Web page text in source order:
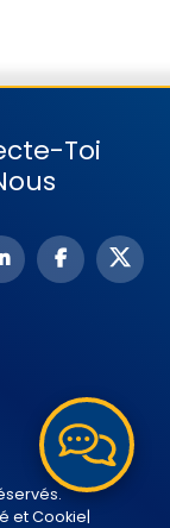
Toi
et Cookie|